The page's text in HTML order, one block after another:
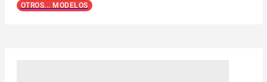
OTROS... MODELOS